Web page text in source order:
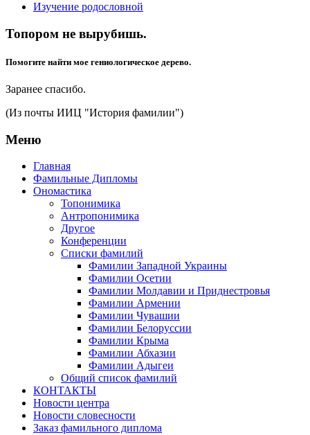
Изучение родословной
Топором не вырубишь.
Помогите найти мое гениологическое дерево.
Заранее спасибо.
(Из почты ИИЦ "История фамилии")
Меню
Главная
Фамильные Дипломы
Ономастика
Топонимика
Антропонимика
Другое
Конференции
Списки фамилий
Фамилии Западной Украины
Фамилии Осетии
Фамилии Молдавии и Приднестровья
Фамилии Армении
Фамилии Чувашии
Фамилии Белоруссии
Фамилии Крыма
Фамилии Абхазии
Фамилии Адыгеи
Общий список фамилий
КОНТАКТЫ
Новости центра
Новости словесности
Заказ фамильного диплома